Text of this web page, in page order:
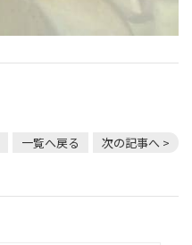
一覧へ戻る 次の記事へ >